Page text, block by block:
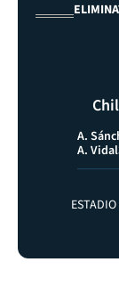
A.
A. Vidal